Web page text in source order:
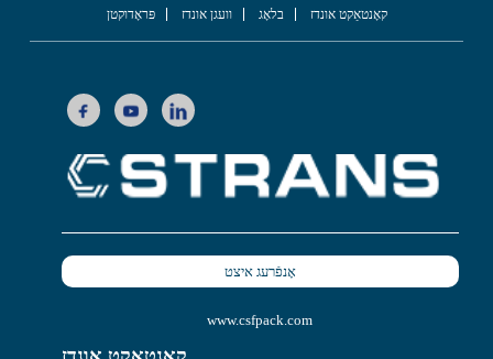
פּראָדוקטן וועגן אונדז בלאָג קאָנטאַקט אונדז
אָנפֿרעג איצט
www.csfpack.com